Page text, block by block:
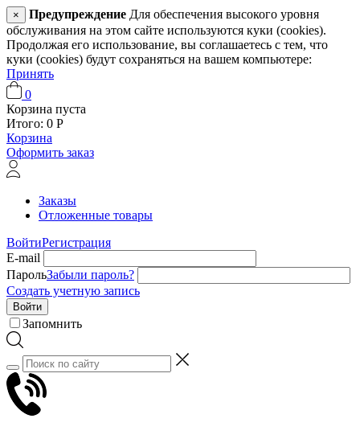
× Предупреждение Для обеспечения высокого уровня
обслуживания на этом сайте используются куки (cookies).
Продолжая его использование, вы соглашаетесь с тем, что
куки (cookies) будут сохраняться на вашем компьютере:
Принять
0
Корзина пуста
Итого: 0 Р
Корзина
Оформить заказ
Заказы
Отложенные товары
ВойтиРегистрация
E-mail
ПарольЗабыли пароль?
Создать учетную запись
Войти
Запомнить